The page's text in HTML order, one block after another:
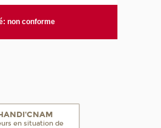
non conforme
en situation de